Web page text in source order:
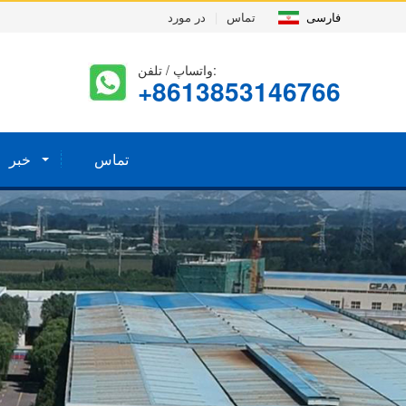
در مورد تماس فارسی
واتساپ / تلفن:
+8613853146766
خبر تماس